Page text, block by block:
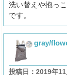
洗い替えや抱っ
です。
gray/
投稿日：2019年11